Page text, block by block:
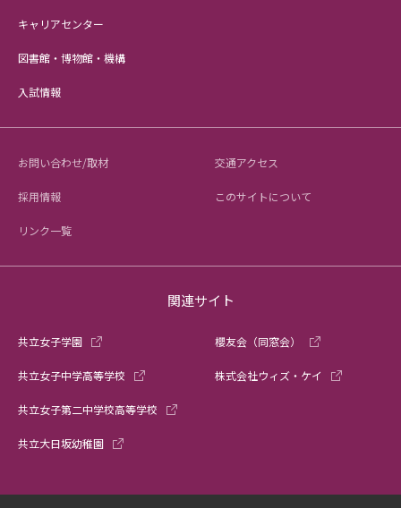
キャリアセンター
図書館・博物館・機構
入試情報
お問い合わせ/取材 交通アクセス
採用情報 このサイトについて
リンク一覧
関連サイト
共立女子学園
共立女子中学高等学校
共立女子第二中学校高等学校
共立大日坂幼稚園
櫻友会（同窓会）
株式会社ウィズ・ケイ